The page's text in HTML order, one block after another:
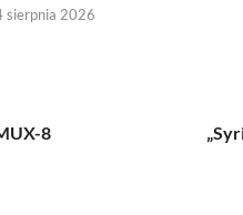
sierpnia 2026
8